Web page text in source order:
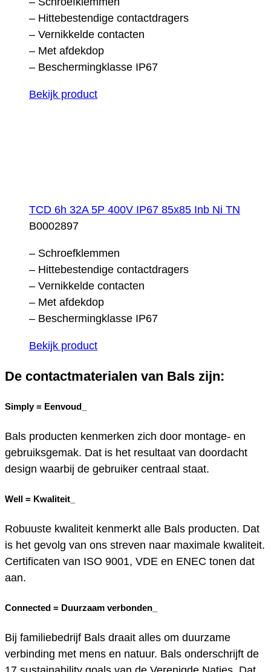
– Hittebestendige contactdragers
– Vernikkelde contacten
– Met afdekdop
– Beschermingklasse IP67
Bekijk product
TCD 6h 32A 5P 400V IP67 85x85 Inb Ni TN
B0002897
– Schroefklemmen
– Hittebestendige contactdragers
– Vernikkelde contacten
– Met afdekdop
– Beschermingklasse IP67
Bekijk product
De contactmaterialen van Bals zijn:
Simply = Eenvoud_
Bals producten kenmerken zich door montage- en
gebruiksgemak. Dat is het resultaat van doordacht
design waarbij de gebruiker centraal staat.
Well = Kwaliteit_
Robuuste kwaliteit kenmerkt alle Bals producten. Dat
is het gevolg van ons streven naar maximale kwaliteit.
Certificaten van ISO 9001, VDE en ENEC tonen dat
aan.
Connected = Duurzaam verbonden_
Bij familiebedrijf Bals draait alles om duurzame
verbinding met mens en natuur. Bals onderschrijft de